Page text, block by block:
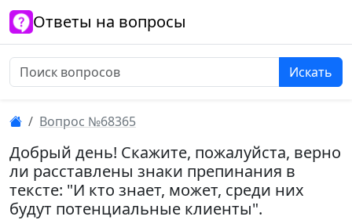
Ответы на вопросы
Искать
Вопрос №68365
Добрый день! Скажите, пожалуйста, верно
ли расставлены знаки препинания в
тексте: "И кто знает, может, среди них
будут потенциальные клиенты".